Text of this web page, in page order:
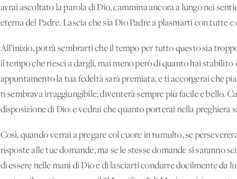
avrai ascoltato la parola di Dio, cammina ancora a lungo nei
eterna del Padre. Lascia che sia Dio Padre a plasmarti con tutte
All’inizio, potrà sembrarti che il tempo per tutto questo sia
il tempo che riesci a dargli, mai meno però di quanto hai
appuntamento la tua fedeltà sarà premiata, e ti accorgerai che
ti sembrava irraggiungibile, diventerà sempre più facile e bello.
disposizione di Dio: e vedrai che quanto porterai nella preghiera
Così, quando verrai a pregare col cuore in tumulto, se
risposte alle tue domande, ma se le stesse domande si saranno
di essere nelle mani di Dio e di lasciarti condurre docilmente